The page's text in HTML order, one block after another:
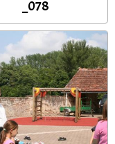
_078